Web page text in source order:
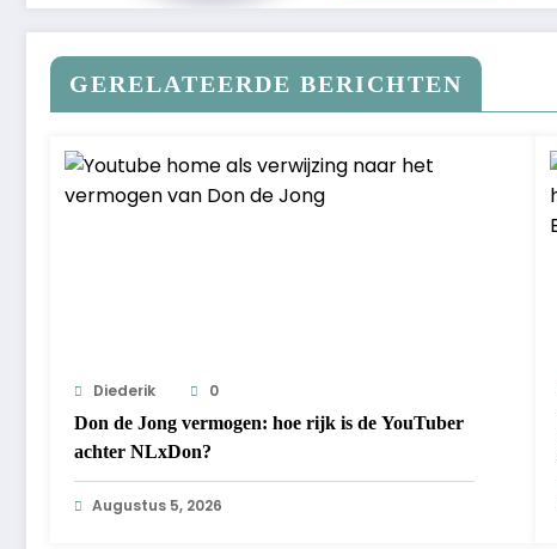
GERELATEERDE BERICHTEN
Diederik
0
Don de Jong vermogen: hoe rijk is de YouTuber
achter NLxDon?
Augustus 5, 2026